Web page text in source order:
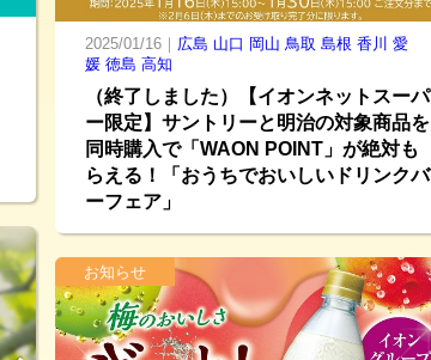
2025/01/16｜ 広島 山口 岡山 鳥取 島根 香川 愛
媛 徳島 高知
（終了しました）【イオンネットスーパ
ー限定】サントリーと明治の対象商品を
同時購入で「WAON POINT」が絶対も
らえる！「おうちでおいしいドリンクバ
ーフェア」
お知らせ